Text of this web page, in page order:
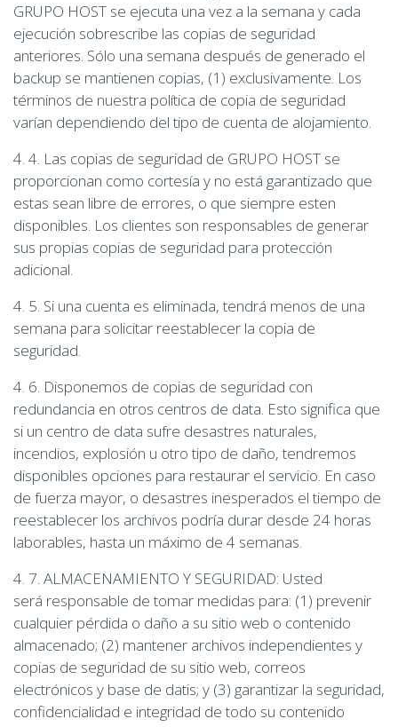
GRUPO HOST se ejecuta una vez a la semana y cada
ejecución sobrescribe las copias de seguridad
anteriores. Sólo una semana después de generado el
backup se mantienen copias, (1) exclusivamente. Los
términos de nuestra política de copia de seguridad
varían dependiendo del tipo de cuenta de alojamiento.
4. 4. Las copias de seguridad de GRUPO HOST se
proporcionan como cortesía y no está garantizado que
estas sean libre de errores, o que siempre esten
disponibles. Los clientes son responsables de generar
sus propias copias de seguridad para protección
adicional.
4. 5. Si una cuenta es eliminada, tendrá menos de una
semana para solicitar reestablecer la copia de
seguridad.
4. 6. Disponemos de copias de seguridad con
redundancia en otros centros de data. Esto significa que
si un centro de data sufre desastres naturales,
incendios, explosión u otro tipo de daño, tendremos
disponibles opciones para restaurar el servicio. En caso
de fuerza mayor, o desastres inesperados el tiempo de
reestablecer los archivos podría durar desde 24 horas
laborables, hasta un máximo de 4 semanas.
4. 7. ALMACENAMIENTO Y SEGURIDAD: Usted
será responsable de tomar medidas para: (1) prevenir
cualquier pérdida o daño a su sitio web o contenido
almacenado; (2) mantener archivos independientes y
copias de seguridad de su sitio web, correos
electrónicos y base de datis; y (3) garantizar la seguridad,
confidencialidad e integridad de todo su contenido